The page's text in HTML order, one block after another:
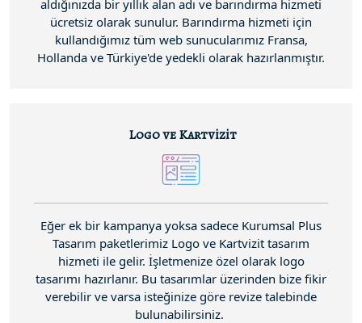
aldığınızda bir yıllık alan adı ve barındırma hizmeti
ücretsiz olarak sunulur. Barındırma hizmeti için
kullandığımız tüm web sunucularımız Fransa,
Hollanda ve Türkiye'de yedekli olarak hazırlanmıştır.
Logo ve Kartvizit
Eğer ek bir kampanya yoksa sadece Kurumsal Plus
Tasarım paketlerimiz Logo ve Kartvizit tasarım
hizmeti ile gelir. İşletmenize özel olarak logo
tasarımı hazırlanır. Bu tasarımlar üzerinden bize fikir
verebilir ve varsa isteğinize göre revize talebinde
bulunabilirsiniz.